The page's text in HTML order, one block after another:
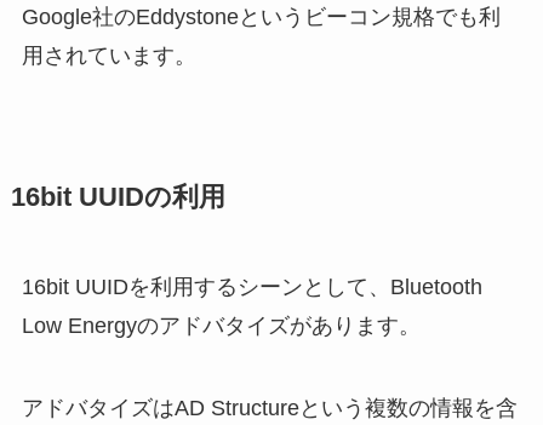
Google社のEddystoneというビーコン規格でも利
用されています。
16bit UUIDの利用
16bit UUIDを利用するシーンとして、Bluetooth
Low Energyのアドバタイズがあります。
アドバタイズはAD Structureという複数の情報を含